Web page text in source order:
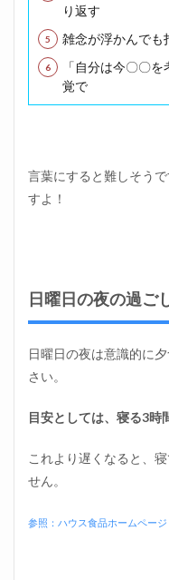
り返す
雑念が浮かんでも
「自分は今〇〇
覚で
言葉にすると難しそう
すよ！
日曜日の夜の過ご
日曜日の夜は意識的に
さい。
目安としては、寝る3時
これより遅くなると、
せん。
参照：ハウス食品ホームページ